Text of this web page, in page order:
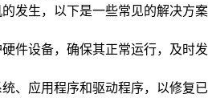
发生，以下是一些常见的解决方案
件设备，确保其正常运行，及时发
、应用程序和驱动程序，以修复已